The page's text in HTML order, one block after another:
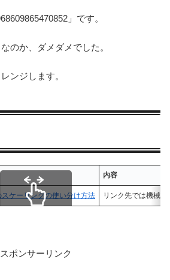
」です。
のか、ダメダメでした。
ンジします。
内容
ケーリングの使い分け方法 リンク先では機械
スポンサーリンク